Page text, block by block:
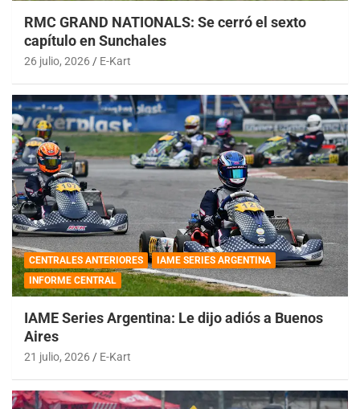
RMC GRAND NATIONALS: Se cerró el sexto
capítulo en Sunchales
26 julio, 2026 E-Kart
CENTRALES ANTERIORES
IAME SERIES ARGENTINA
INFORME CENTRAL
IAME Series Argentina: Le dijo adiós a Buenos
Aires
21 julio, 2026 E-Kart